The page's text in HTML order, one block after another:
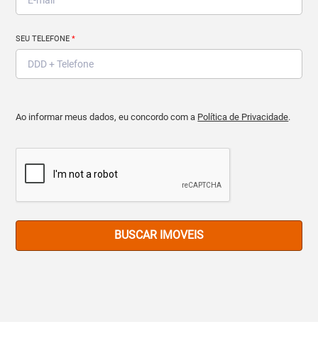
SEU TELEFONE*
Ao informar meus dados, eu concordo com a Política de Privacidade.
BUSCAR IMOVEIS